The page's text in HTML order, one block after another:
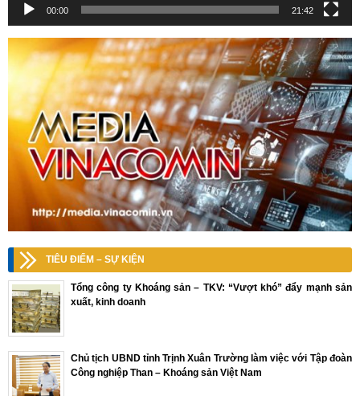
00:00 21:42
TIÊU ĐIỂM – SỰ KIỆN
Tổng công ty Khoáng sản – TKV: “Vượt khó” đẩy mạnh sản
xuất, kinh doanh
Chủ tịch UBND tỉnh Trịnh Xuân Trường làm việc với Tập đoàn
Công nghiệp Than – Khoáng sản Việt Nam